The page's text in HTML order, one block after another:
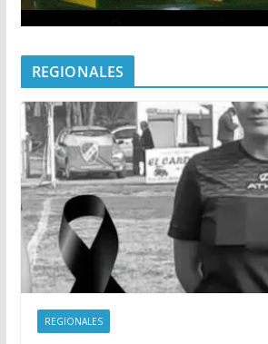
REGIONALES
REGIONALES